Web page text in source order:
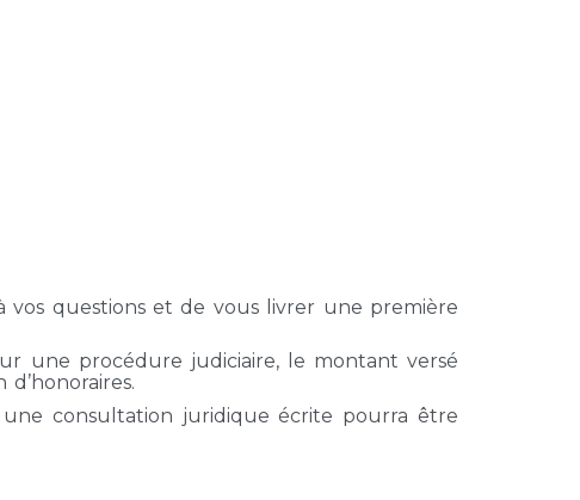
questions et de vous livrer une première
une procédure judiciaire, le montant versé
consultation juridique écrite pourra être